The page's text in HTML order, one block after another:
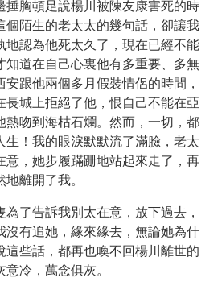
捶胸頓足說楊川被陳友康害死的時
個陌生的老太太的幾句話，卻讓我
地認為他死太久了，現在已經不能
知道在自己心裏他有多重要、多無
跟他兩個多月假裝情侶的時間，
長城上拒絕了他，恨自己不能在亞
熱吻到海枯石爛。然而，一切，都
生！我的眼淚默默流了滿臉，老太
意，她步履蹣跚地站起來走了，再
離開了我。
為了告訴我別太在意，放下過去，
沒有追她，緣來緣去，無論她為什
這些話，都再也喚不回楊川離世的
冷，萬念俱灰。